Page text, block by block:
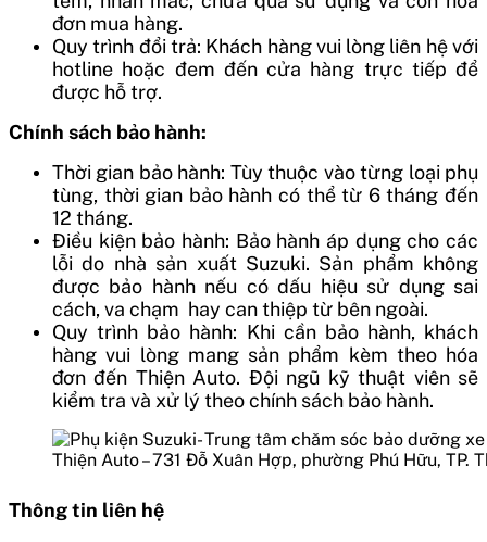
đơn mua hàng.
Quy trình đổi trả: Khách hàng vui lòng liên hệ với
hotline hoặc đem đến cửa hàng trực tiếp để
được hỗ trợ.
Chính sách bảo hành:
Thời gian bảo hành: Tùy thuộc vào từng loại phụ
tùng, thời gian bảo hành có thể từ 6 tháng đến
12 tháng.
Điều kiện bảo hành: Bảo hành áp dụng cho các
lỗi do nhà sản xuất Suzuki. Sản phẩm không
được bảo hành nếu có dấu hiệu sử dụng sai
cách, va chạm hay can thiệp từ bên ngoài.
Quy trình bảo hành: Khi cần bảo hành, khách
hàng vui lòng mang sản phẩm kèm theo hóa
đơn đến Thiện Auto. Đội ngũ kỹ thuật viên sẽ
kiểm tra và xử lý theo chính sách bảo hành.
Thiện Auto – 731 Đỗ Xuân Hợp, phường Phú Hữu, TP.
Thông tin liên hệ